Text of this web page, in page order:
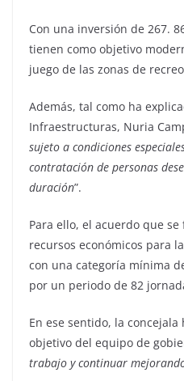
Con una inversión de 267.
tienen como objetivo
juego de las zonas de
Además, tal como ha
Infraestructuras, Nuria
sujeto a condiciones
contratación de personas
duración”.
Para ello, el acuerdo que
recursos económicos para
con una categoría mínima
por un periodo de 82
En ese sentido, la
objetivo del equipo de
trabajo y continuar